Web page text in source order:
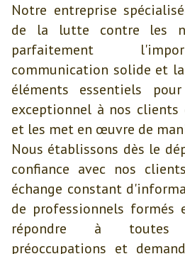
Notre entreprise
de la lutte contre les
parfaitement
communication solide et
éléments essentiels
exceptionnel à nos clients
et les met en œuvre de
Nous établissons dès le
confiance avec nos
échange constant
de professionnels formés
répondre à toutes
préoccupations et